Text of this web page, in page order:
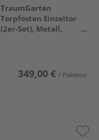
TraumGarten
Torpfosten Einzeltor
(2er-Set), Metall,
349,00 € / Paket(e)